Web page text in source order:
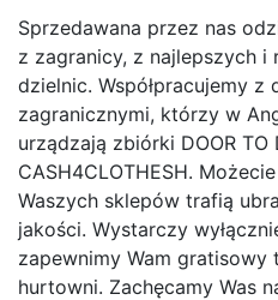
Sprzedawana przez nas
z zagranicy, z najlepszych
dzielnic. Współpracujemy z
zagranicznymi, którzy w
urządzają zbiórki DOOR TO
CASH4CLOTHESH.
Waszych sklepów trafią
jakości. Wystarczy
zapewnimy Wam
hurtowni. Zachęcamy Was